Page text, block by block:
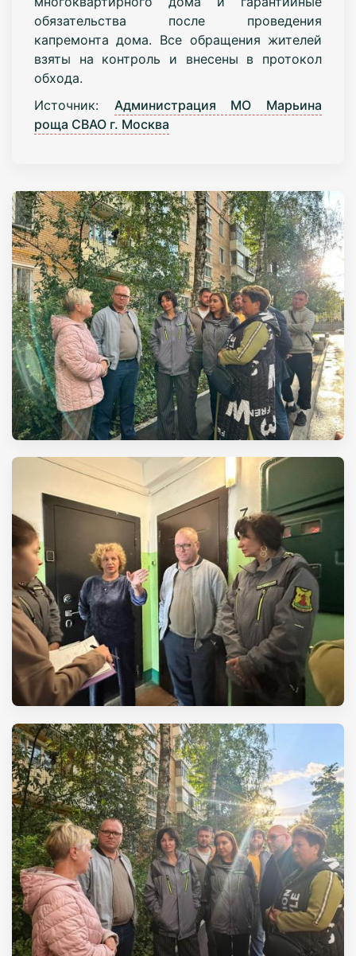
обязательства после проведения
капремонта дома. Все обращения жителей
взяты на контроль и внесены в протокол
обхода.
Источник: Администрация МО Марьина
роща СВАО г. Москва